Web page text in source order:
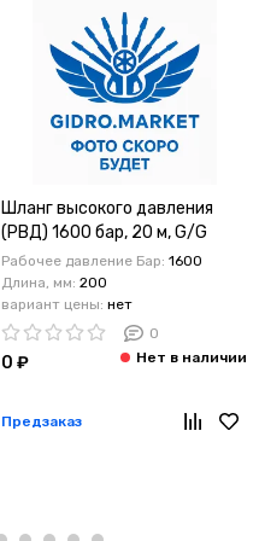
Шланг высокого давления
(РВД) 1600 бар, 20 м, G/G
24*1,5
Рабочее давление Бар: 1600
Длина, мм: 200
вариант цены: нет
0
0 ₽
Предзаказ